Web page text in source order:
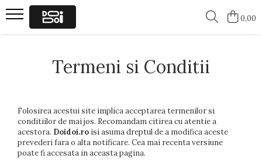
Tricouri cu ursuleti
Tricouri Ursuleti
0,00
Termeni si Conditii
Folosirea acestui site implica acceptarea termenilor si
conditiilor de mai jos. Recomandam citirea cu atentie a
acestora. Doidoi.ro isi asuma dreptul de a modifica aceste
prevederi fara o alta notificare. Cea mai recenta versiune
poate fi accesata in aceasta pagina.